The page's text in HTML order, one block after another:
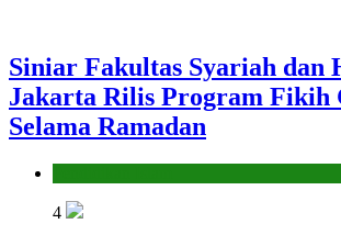
Siniar Fakultas Syariah dan
Jakarta Rilis Program Fikih
Selama Ramadan
4